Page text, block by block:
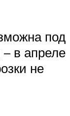
под
в апреле
не